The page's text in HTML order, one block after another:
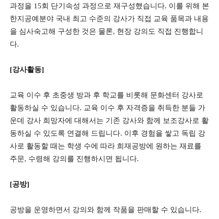
과정을 15회 단기속성 과정으로 재구성했습니다. 이를 위해 본
한지공예분야 국내 최고 수준의 강사가 직접 교육 품목과 내용
을 심사숙고해 구성한 것은 물론, 현장 강의도 직접 진행합니
다.
[강사활동]
교육 이수 후 초중생 방과 후 학교를 비롯해 문화센터 강사로
활동하실 수 있습니다. 교육 이수 후 자격증을 취득한 분들 가
운데 강사 희망자에 대해서는 기존 강사와 함께 보조강사로 활
동하실 수 있도록 연결해 드립니다. 이후 경험을 쌓고 독립 강
사로 활동할 때는 학생 수에 따라 희재공방에 원하는 재료를
주문, 수령해 강의를 진행하시면 됩니다.
[공방]
공방을 운영하면서 강의와 함께 작품을 판매할 수 있습니다.